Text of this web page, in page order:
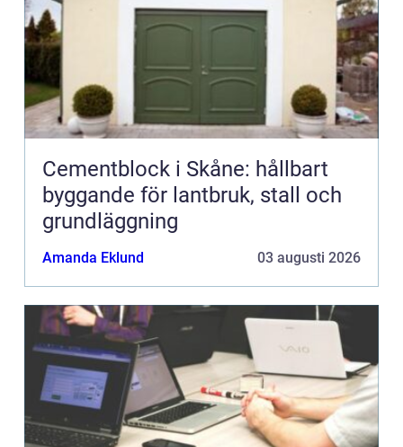
Cementblock i Skåne: hållbart
byggande för lantbruk, stall och
grundläggning
Amanda Eklund 03 augusti 2026